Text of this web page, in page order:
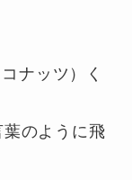
ナッツ）く
のように飛